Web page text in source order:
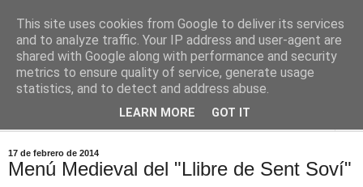
Comoju
La Cocina del Día a Día y el día a día de la Gastronomía
17 de febrero de 2014
Menú Medieval del "Llibre de Sent Soví"
This site uses cookies from Google to deliver its services
and to analyze traffic. Your IP address and user-agent are
shared with Google along with performance and security
metrics to ensure quality of service, generate usage
statistics, and to detect and address abuse.
LEARN MORE GOT IT